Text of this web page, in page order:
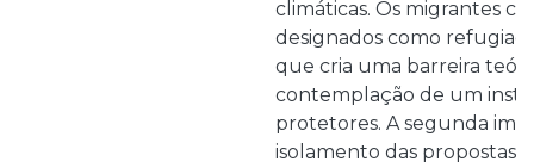
climáticas. Os migrantes
designados como
que cria uma barreira
contemplação de um
protetores. A segunda
isolamento das propostas